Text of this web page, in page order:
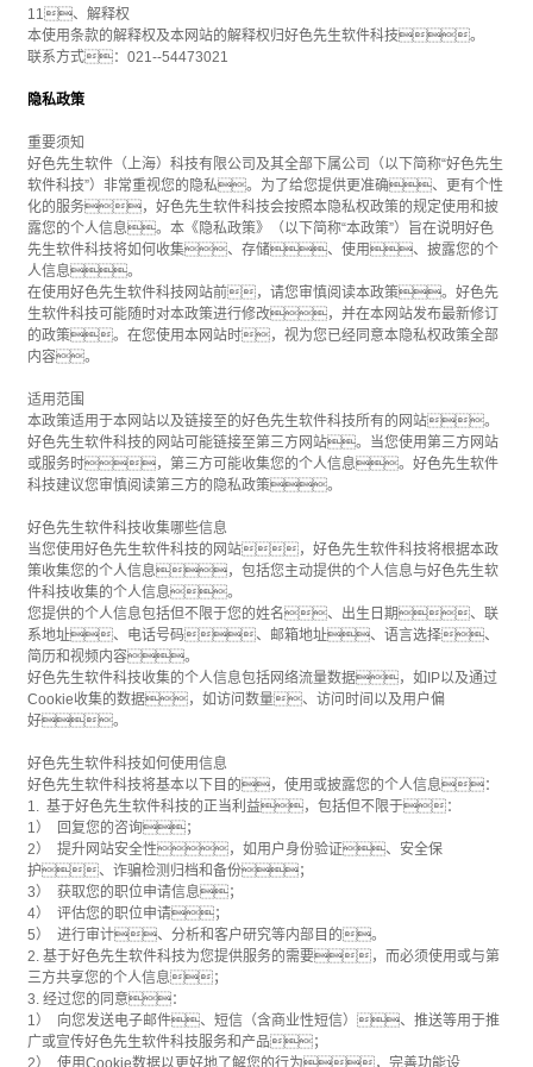
11、解释权
本使用条款的解释权及本网站的解释权归好色先生软件科技。
联系方式：021--54473021
隐私政策
重要须知
好色先生软件（上海）科技有限公司及其全部下属公司（以下简称“好色先生
软件科技”）非常重视您的隐私。为了给您提供更准确、更有个性
化的服务，好色先生软件科技会按照本隐私权政策的规定使用和披
露您的个人信息。本《隐私政策》（以下简称“本政策”）旨在说明好色
先生软件科技将如何收集、存储、使用、披露您的个
人信息。
在使用好色先生软件科技网站前，请您审慎阅读本政策。好色先
生软件科技可能随时对本政策进行修改，并在本网站发布最新修订
的政策。在您使用本网站时，视为您已经同意本隐私权政策全部
内容。
适用范围
本政策适用于本网站以及链接至的好色先生软件科技所有的网站。
好色先生软件科技的网站可能链接至第三方网站。当您使用第三方网站
或服务时，第三方可能收集您的个人信息。好色先生软件
科技建议您审慎阅读第三方的隐私政策。
好色先生软件科技收集哪些信息
当您使用好色先生软件科技的网站，好色先生软件科技将根据本政
策收集您的个人信息，包括您主动提供的个人信息与好色先生软
件科技收集的个人信息。
您提供的个人信息包括但不限于您的姓名、出生日期、联
系地址、电话号码、邮箱地址、语言选择、
简历和视频内容。
好色先生软件科技收集的个人信息包括网络流量数据，如IP以及通过
Cookie收集的数据，如访问数量、访问时间以及用户偏
好。
好色先生软件科技如何使用信息
好色先生软件科技将基本以下目的，使用或披露您的个人信息：
1. 基于好色先生软件科技的正当利益，包括但不限于：
1） 回复您的咨询；
2） 提升网站安全性，如用户身份验证、安全保
护、诈骗检测归档和备份；
3） 获取您的职位申请信息；
4） 评估您的职位申请；
5） 进行审计、分析和客户研究等内部目的。
2. 基于好色先生软件科技为您提供服务的需要，而必须使用或与第
三方共享您的个人信息；
3. 经过您的同意：
1） 向您发送电子邮件、短信（含商业性短信）、推送等用于推
广或宣传好色先生软件科技服务和产品；
2） 使用Cookie数据以更好地了解您的行为，完善功能设